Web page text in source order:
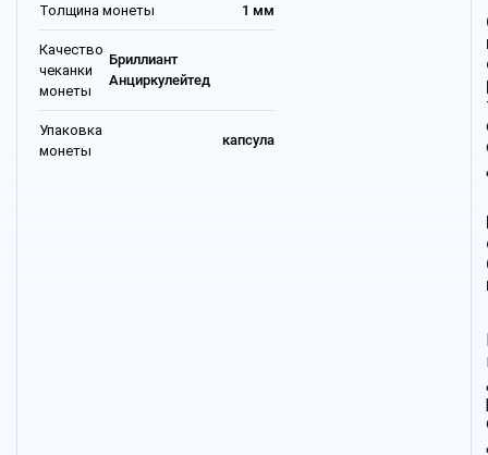
Толщина монеты 1 мм
Качество
чеканки
монеты
Бриллиант
Анциркулейтед
Упаковка
монеты
капсула